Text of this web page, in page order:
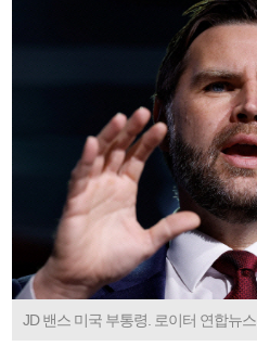
JD 밴스 미국 부통령. 로이터 연합뉴스